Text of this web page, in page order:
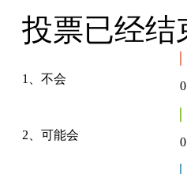
投票已经结
1、不会
2、可能会